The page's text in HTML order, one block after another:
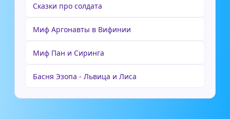
Сказки про солдата
Миф Аргонавты в Вифинии
Миф Пан и Сиринга
Басня Эзопа - Львица и Лиса